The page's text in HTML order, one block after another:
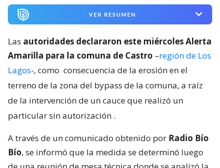
Publicado por
Jean Valencia
Miércoles 05 Agosto, 2026 | 23:47
Seguimos criterios de
Ética y transparencia de BBCL
visitas
VER RESUMEN